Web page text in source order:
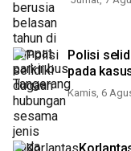
Polisi
pada
Kamis, 6